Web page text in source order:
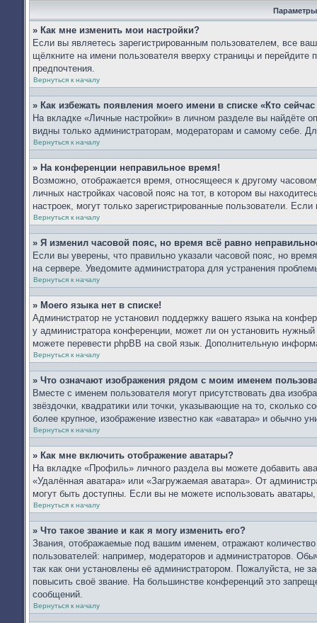
Параметры
» Как мне изменить мои настройки?
Если вы являетесь зарегистрированным пользователем, все
щёлкните на имени пользователя вверху страницы и перейдите
предпочтения.
Вернуться к началу
» Как избежать появления моего имени в списке «Кто
На вкладке «Личные настройки» в личном разделе вы найдёте
видны только администраторам, модераторам и самому себе.
Вернуться к началу
» На конференции неправильное время!
Возможно, отображается время, относящееся к другому
личных настройках часовой пояс на тот, в котором вы
настроек, могут только зарегистрированные пользователи.
Вернуться к началу
» Я изменил часовой пояс, но время всё равно
Если вы уверены, что правильно указали часовой пояс, но
на сервере. Уведомите администратора для устранения
Вернуться к началу
» Моего языка нет в списке!
Администратор не установил поддержку вашего языка на
у администратора конференции, может ли он установить
можете перевести phpBB на свой язык. Дополнительную
Вернуться к началу
» Что означают изображения рядом с моим именем
Вместе с именем пользователя могут присутствовать два
звёздочки, квадратики или точки, указывающие на то, сколько
более крупное, изображение известно как «аватара» и обычно
Вернуться к началу
» Как мне включить отображение аватары?
На вкладке «Профиль» личного раздела вы можете добавить
«Удалённая аватара» или «Загружаемая аватара». От
могут быть доступны. Если вы не можете использовать
Вернуться к началу
» Что такое звание и как я могу изменить его?
Звания, отображаемые под вашим именем, отражают
пользователей: например, модераторов и администраторов.
так как они установлены её администратором. Пожалуйста, не
повысить своё звание. На большинстве конференций это
сообщений.
Вернуться к началу